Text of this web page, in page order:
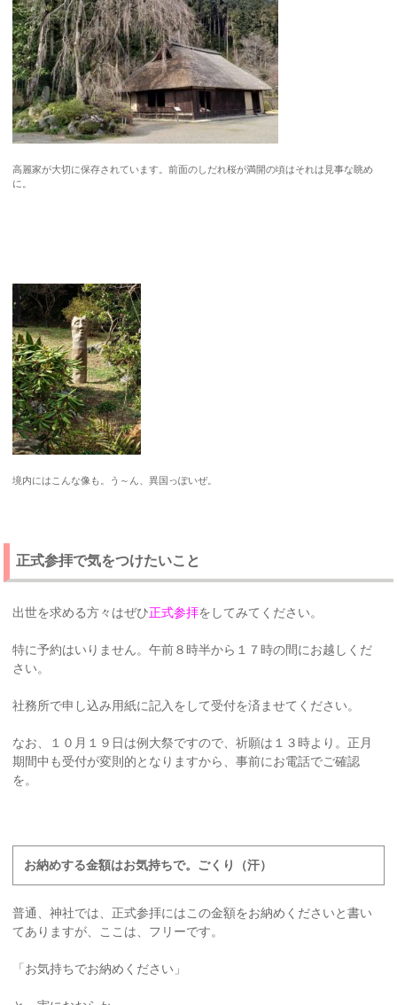
高麗家が大切に保存されています。前面のしだれ桜が満開の頃はそれは見事な眺め
に。
境内にはこんな像も。う～ん、異国っぽいぜ。
正式参拝で気をつけたいこと
出世を求める方々はぜひ正式参拝をしてみてください。
特に予約はいりません。午前８時半から１７時の間にお越しくだ
さい。
社務所で申し込み用紙に記入をして受付を済ませてください。
なお、１０月１９日は例大祭ですので、祈願は１３時より。正月
期間中も受付が変則的となりますから、事前にお電話でご確認
を。
お納めする金額はお気持ちで。ごくり（汗）
普通、神社では、正式参拝にはこの金額をお納めくださいと書い
てありますが、ここは、フリーです。
「お気持ちでお納めください」